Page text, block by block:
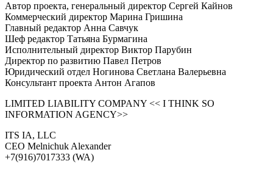
Автор проекта, генеральный директор Сергей Кайнов
Коммерческий директор Марина Гришина
Главный редактор Анна Савчук
Шеф редактор Татьяна Бурмагина
Исполнительный директор Виктор Парубин
Директор по развитию Павел Петров
Юридический отдел Ногинова Светлана Валерьевна
Консультант проекта Антон Агапов
LIMITED LIABILITY COMPANY << I THINK SO
INFORMATION AGENCY>>
ITS IA, LLC
CEO Melnichuk Alexander
+7(916)7017333 (WA)